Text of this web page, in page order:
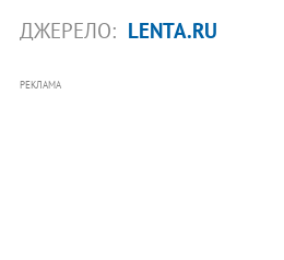
ДЖЕРЕЛО: LENTA.RU
РЕКЛАМА